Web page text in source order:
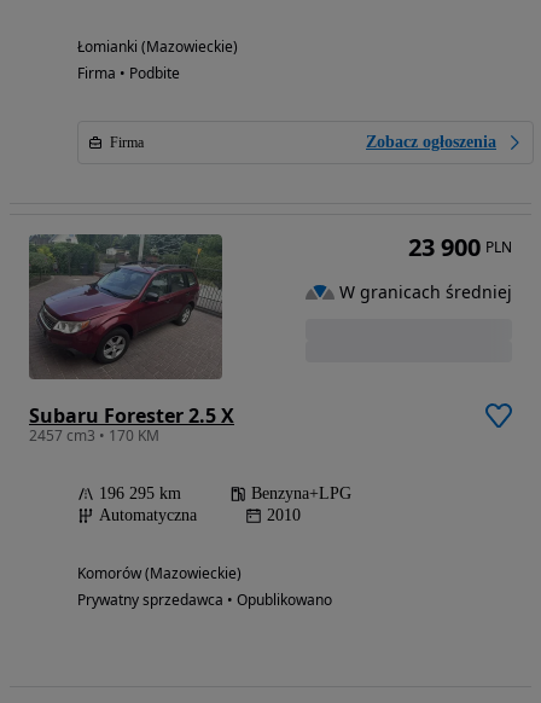
Łomianki (Mazowieckie)
Firma • Podbite
Firma Zobacz ogłoszenia
Subaru Forester 2.5 X
2457 cm3 • 170 KM
196 295 km
Benzyna+LPG
Automatyczna
2010
Komorów (Mazowieckie)
Prywatny sprzedawca • Opublikowano
23 900 PLN
W granicach średniej